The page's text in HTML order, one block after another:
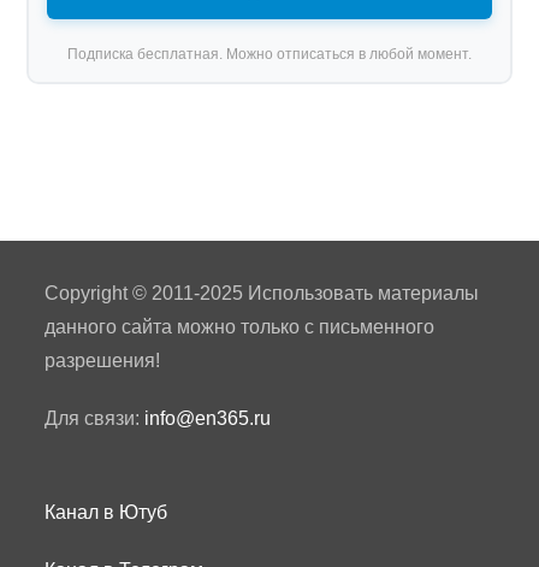
Подписка бесплатная. Можно отписаться в любой момент.
Copyright © 2011-2025 Использовать материалы
данного сайта можно только с письменного
разрешения!
Для связи: info@en365.ru
Канал в Ютуб